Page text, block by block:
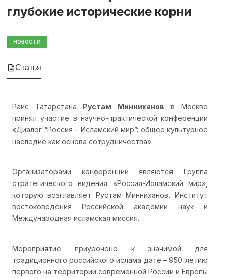
глубокие исторические корни
НОВОСТИ
Статья
Раис Татарстана Рустам Минниханов в Москве
принял участие в научно-практической конференции
«Диалог “Россия – Исламский мир”: общее культурное
наследие как основа сотрудничества».
Организаторами конференции являются Группа
стратегического видения «Россия-Исламский мир»,
которую возглавляет Рустам Минниханов, Институт
востоковедения Российской академии наук и
Международная исламская миссия.
Мероприятие приурочено к значимой для
традиционного российского ислама дате – 950-летию
первого на территории современной России и Европы